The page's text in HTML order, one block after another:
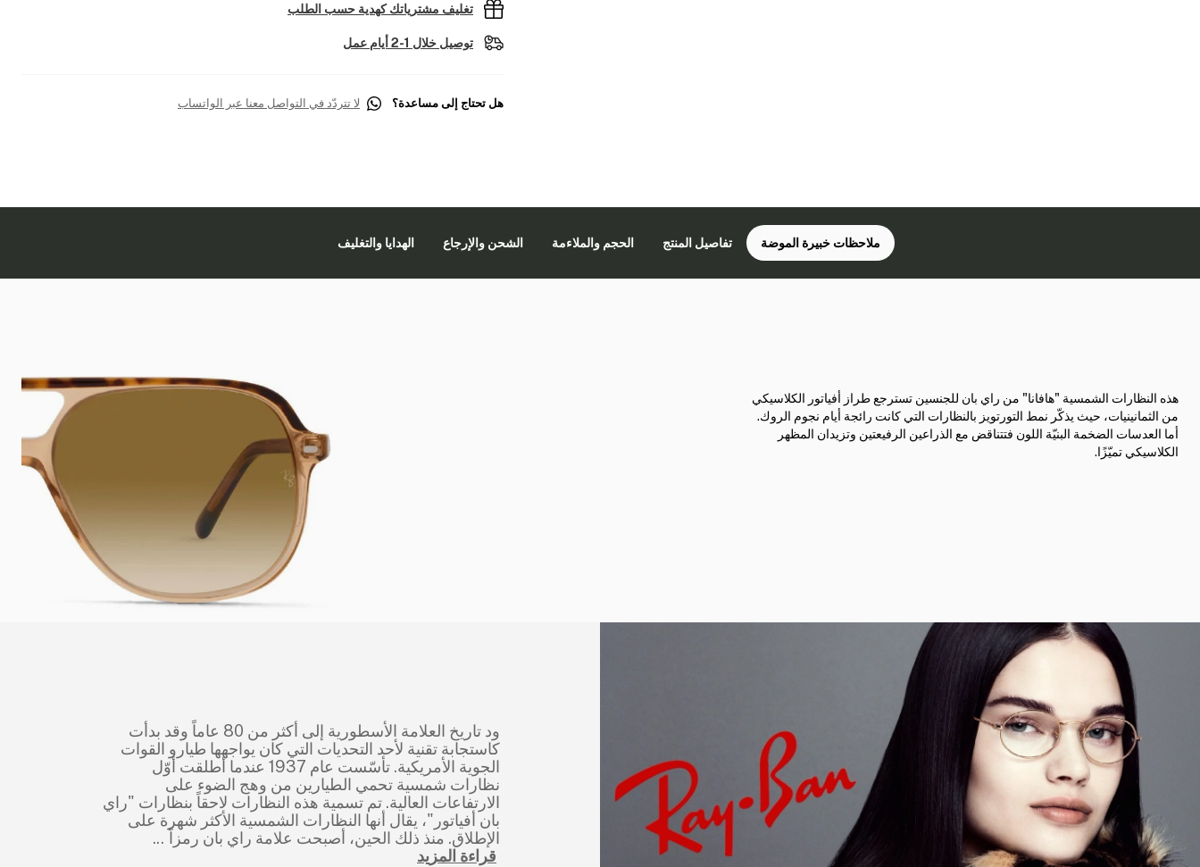
تغليف مشترياتك كهدية حسب الطلب
توصيل خلال 1-2 أيام عمل
هل تحتاج إلى مساعدة؟ لا تتردّد في التواصل معنا عبر الواتساب
ملاحظات خبيرة الموضة تفاصيل المنتج الحجم والملاءمة الشحن والإرجاع الهدايا والتغليف
هذه النظارات الشمسية "هافانا" من راي بان للجنسين تسترجع طراز أفياتور الكلاسيكي
من الثمانينيات، حيث يذكّر نمط التورتويز بالنظارات التي كانت رائجة أيام نجوم الروك.
أما العدسات الضخمة البنيّة اللون فتتناقض مع الذراعين الرفيعتين وتزيدان المظهر
الكلاسيكي تميّزًا.
ود تاريخ العلامة الأسطورية إلى أكثر من 80 عاماً وقد بدأت
كاستجابة تقنية لأحد التحديات التي كان يواجهها طيارو القوات
الجوية الأمريكية. تأسّست عام 1937 عندما أطلقت أوّل
نظارات شمسية تحمي الطيارين من وهج الضوء على
الارتفاعات العالية. تم تسمية هذه النظارات لاحقاً بنظارات "راي
بان أفياتور"، يقال أنها النظارات الشمسية الأكثر شهرة على
الإطلاق. منذ ذلك الحين، أصبحت علامة راي بان رمزاً ...
قراءة المزيد